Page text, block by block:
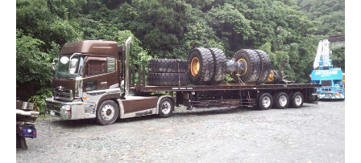
建設機械組立
土木工事
車両・機材一覧
車両・機材一覧
車両紹介